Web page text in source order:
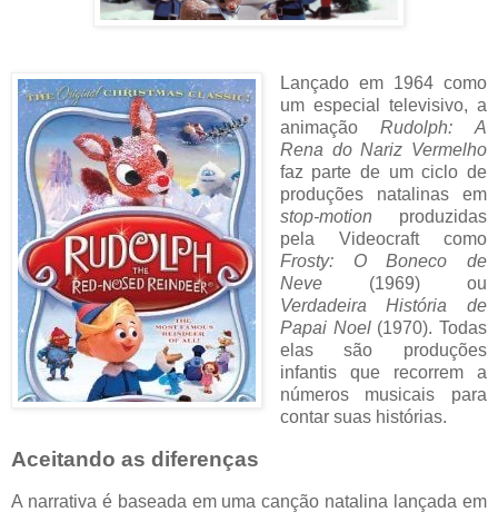
Lançado em 1964 como
um especial televisivo, a
animaçãoRudolph: A
Rena do Nariz Vermelho
faz parte de um ciclo de
produções natalinas em
stop-motion produzidas
pela Videocraft como
Frosty: O Boneco de
Neve (1969) ou
Verdadeira História de
Papai Noel (1970). Todas
elas são produções
infantis que recorrem a
números musicais para
contar suas histórias.
Aceitando as diferenças
A narrativa é baseada em uma canção natalina lançada em